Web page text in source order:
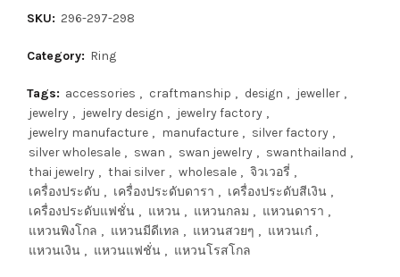
SKU: 296-297-298
Category: Ring
Tags: accessories , craftmanship , design , jeweller ,
jewelry , jewelry design , jewelry factory ,
jewelry manufacture , manufacture , silver factory ,
silver wholesale , swan , swan jewelry , swanthailand ,
thai jewelry , thai silver , wholesale , จิวเวอรี่ ,
เครื่องประดับ , เครื่องประดับดารา , เครื่องประดับสีเงิน ,
เครื่องประดับแฟชั่น , แหวน , แหวนกลม , แหวนดารา ,
แหวนพิงโกล , แหวนมีดีเทล , แหวนสวยๆ , แหวนเก๋ ,
แหวนเงิน , แหวนแฟชั่น , แหวนโรสโกล